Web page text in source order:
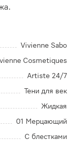
Vivienne Sabo
Cosmetiques
Artiste 24/7
Тени для век
Жидкая
01 Мерцающий
С блестками